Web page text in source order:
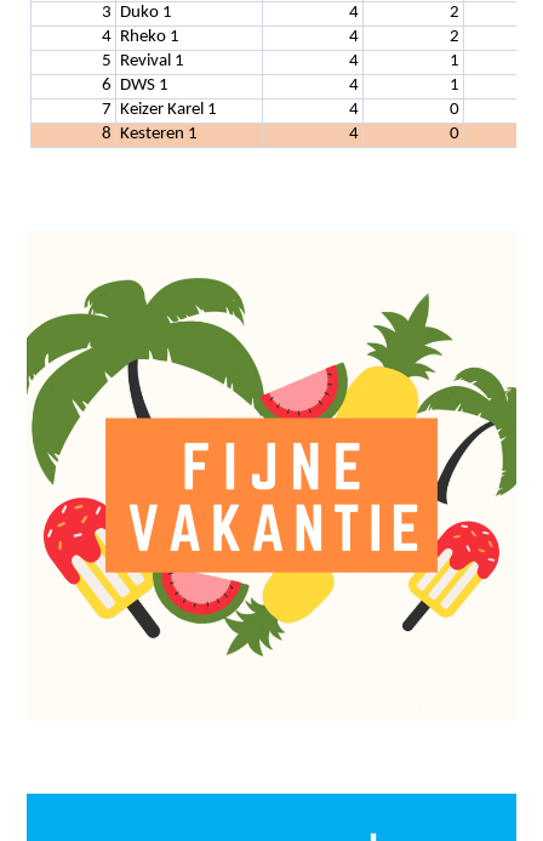
3 Duko 1 4
2
4 Rheko 1 4
2
5 Revival 1 4
1
6 DWS 1 4
1
7 Keizer Karel 1 4
0
8 Kesteren 1 4 0